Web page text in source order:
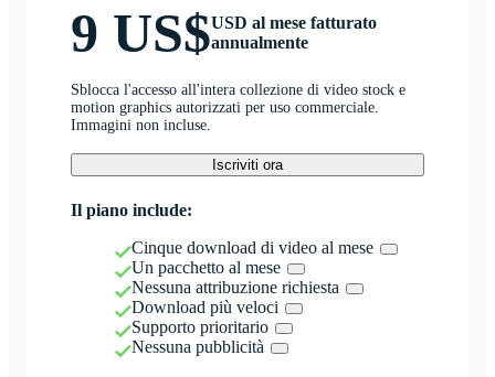
9 US$USD al mese fatturato
annualmente
Sblocca l'accesso all'intera collezione di video stock e
motion graphics autorizzati per uso commerciale.
Immagini non incluse.
Iscriviti ora
Il piano include:
Cinque download di video al mese
Un pacchetto al mese
Nessuna attribuzione richiesta
Download più veloci
Supporto prioritario
Nessuna pubblicità